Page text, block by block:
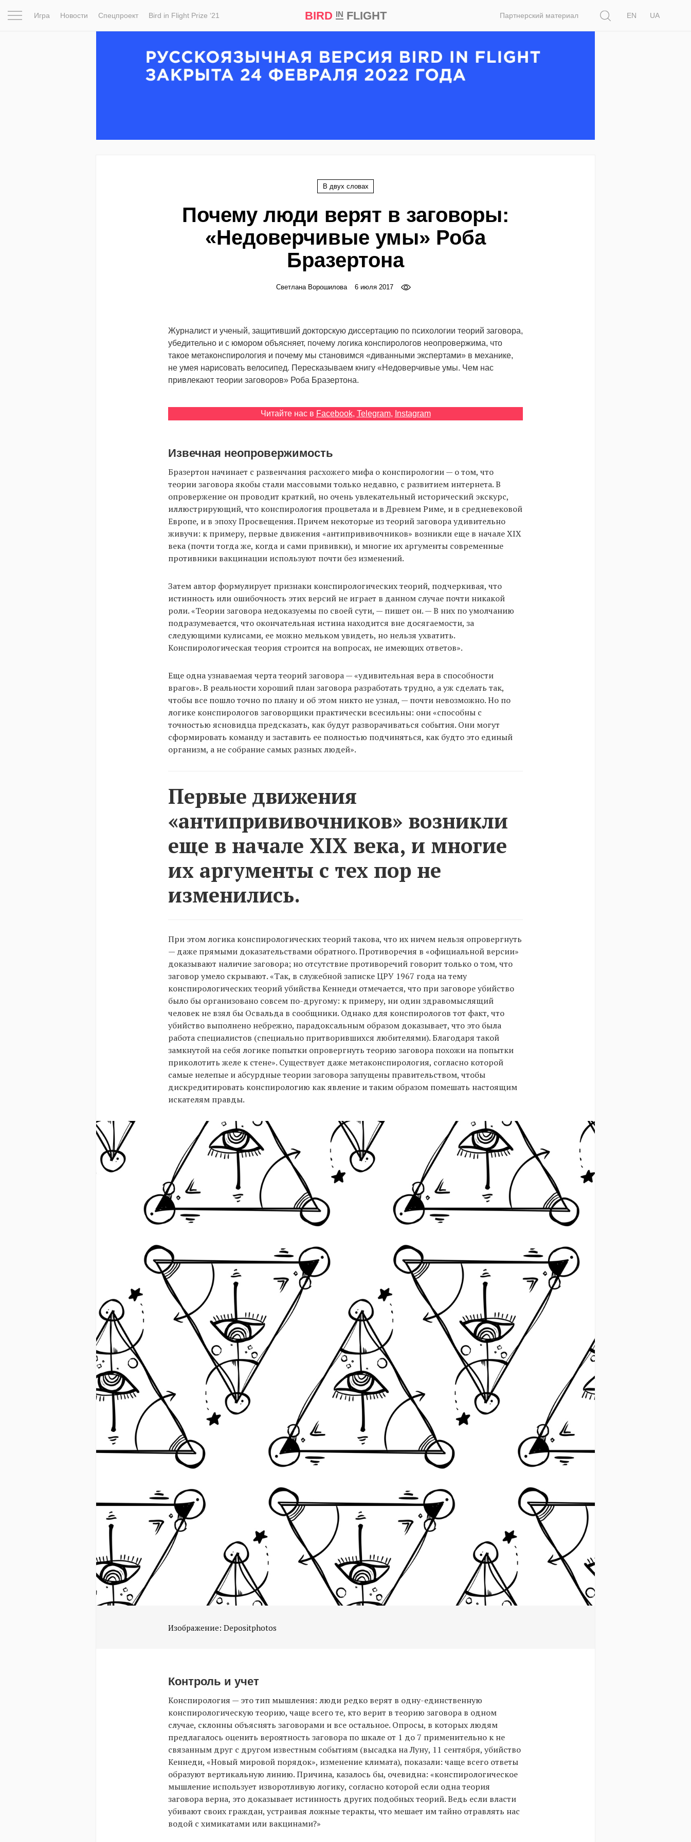
Игра Новости Спецпроект Bird in Flight Prize ‘21 BIRD INFLIGHT Партнерский материал
EN
UA
В двух словах
Почему люди верят в заговоры:
«Недоверчивые умы» Роба
Бразертона
Светлана Ворошилова 6 июля 2017
Журналист и ученый, защитивший докторскую диссертацию по психологии теорий заговора,
убедительно и с юмором объясняет, почему логика конспирологов неопровержима, что
такое метаконспирология и почему мы становимся «диванными экспертами» в механике,
не умея нарисовать велосипед. Пересказываем книгу «Недоверчивые умы. Чем нас
привлекают теории заговоров» Роба Бразертона.
Читайте нас в Facebook, Telegram, Instagram
Извечная неопровержимость
Бразертон начинает с развенчания расхожего мифа о конспирологии — о том, что
теории заговора якобы стали массовыми только недавно, с развитием интернета. В
опровержение он проводит краткий, но очень увлекательный исторический экскурс,
иллюстрирующий, что конспирология процветала и в Древнем Риме, и в средневековой
Европе, и в эпоху Просвещения. Причем некоторые из теорий заговора удивительно
живучи: к примеру, первые движения «антипрививочников» возникли еще в начале XIX
века (почти тогда же, когда и сами прививки), и многие их аргументы современные
противники вакцинации используют почти без изменений.
Затем автор формулирует признаки конспирологических теорий, подчеркивая, что
истинность или ошибочность этих версий не играет в данном случае почти никакой
роли. «Теории заговора недоказуемы по своей сути, — пишет он. — В них по умолчанию
подразумевается, что окончательная истина находится вне досягаемости, за
следующими кулисами, ее можно мельком увидеть, но нельзя ухватить.
Конспирологическая теория строится на вопросах, не имеющих ответов».
Еще одна узнаваемая черта теорий заговора — «удивительная вера в способности
врагов». В реальности хороший план заговора разработать трудно, а уж сделать так,
чтобы все пошло точно по плану и об этом никто не узнал, — почти невозможно. Но по
логике конспирологов заговорщики практически всесильны: они «способны с
точностью ясновидца предсказать, как будут разворачиваться события. Они могут
сформировать команду и заставить ее полностью подчиняться, как будто это единый
организм, а не собрание самых разных людей».
Первые движения
«антипрививочников» возникли
еще в начале XIX века, и многие
их аргументы с тех пор не
изменились.
При этом логика конспирологических теорий такова, что их ничем нельзя опровергнуть
— даже прямыми доказательствами обратного. Противоречия в «официальной версии»
доказывают наличие заговора; но отсутствие противоречий говорит только о том, что
заговор умело скрывают. «Так, в служебной записке ЦРУ 1967 года на тему
конспирологических теорий убийства Кеннеди отмечается, что при заговоре убийство
было бы организовано совсем по-другому: к примеру, ни один здравомыслящий
человек не взял бы Освальда в сообщники. Однако для конспирологов тот факт, что
убийство выполнено небрежно, парадоксальным образом доказывает, что это была
работа специалистов (специально притворившихся любителями). Благодаря такой
замкнутой на себя логике попытки опровергнуть теорию заговора похожи на попытки
приколотить желе к стене». Существует даже метаконспирология, согласно которой
самые нелепые и абсурдные теории заговора запущены правительством, чтобы
дискредитировать конспирологию как явление и таким образом помешать настоящим
искателям правды.
Изображение: Depositphotos
Контроль и учет
Конспирология — это тип мышления: люди редко верят в одну-единственную
конспирологическую теорию, чаще всего те, кто верит в теорию заговора в одном
случае, склонны объяснять заговорами и все остальное. Опросы, в которых людям
предлагалось оценить вероятность заговора по шкале от 1 до 7 применительно к не
связанным друг с другом известным событиям (высадка на Луну, 11 сентября, убийство
Кеннеди, «Новый мировой порядок», изменение климата), показали: чаще всего ответы
образуют вертикальную линию. Причина, казалось бы, очевидна: «конспирологическое
мышление использует изворотливую логику, согласно которой если одна теория
заговора верна, это доказывает истинность других подобных теорий. Ведь если власти
убивают своих граждан, устраивая ложные теракты, что мешает им тайно отравлять нас
водой с химикатами или вакцинами?»